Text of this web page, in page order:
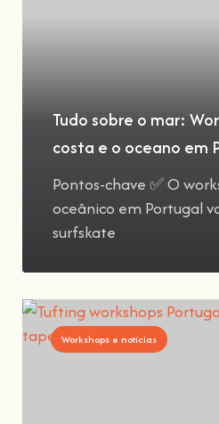
Tudo sobre o mar:
costa e o oceano em
Pontos-chave ✅ O
oceânico em Portugal
surfskate
Workshops e notícias